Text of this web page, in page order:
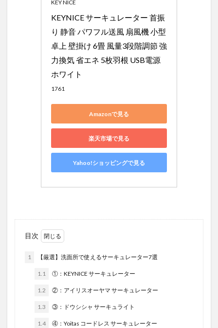
KEY NICE
KEYNICE サーキュレーター 首振
り 静音 パワフル送風 扇風機 小型
卓上 壁掛け 6畳 風量3段階調節 強
力換気 省エネ 5枚羽根 USB電源
ホワイト
1761
Amazonで見る
楽天市場で見る
Yahoo!ショッピングで見る
目次
1 【厳選】洗面所で使えるサーキュレーター7選
1.1 ①：KEYNICE サーキュレーター
1.2 ②：アイリスオーヤマ サーキュレーター
1.3 ③：ドウシシャ サーキュライト
1.4 ④：Yoitas コードレス サーキュレーター